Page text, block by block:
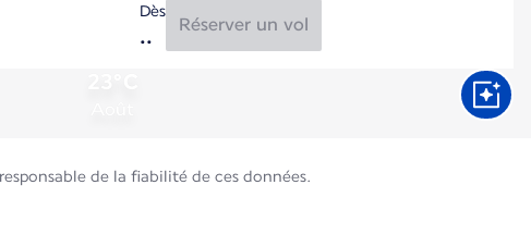
Dès
Réserver un vol
de la fiabilité de ces données.